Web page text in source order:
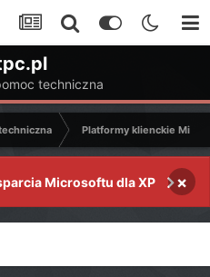
techniczna
Platformy klienckie
Microsoftu dla XP ×